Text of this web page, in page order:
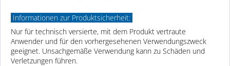
Informationen zur Produktsicherheit:
Nur für technisch versierte, mit dem Produkt vertraute
Anwender und für den vorhergesehenen Verwendungszweck
geeignet. Unsachgemäße Verwendung kann zu Schäden und
Verletzungen führen.